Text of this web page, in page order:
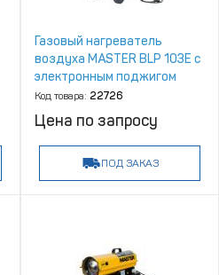
Газовый нагреватель
воздуха MASTER BLP 103E с
электронным поджигом
Код товара: 22726
Цена по запросу
ПОД ЗАКАЗ